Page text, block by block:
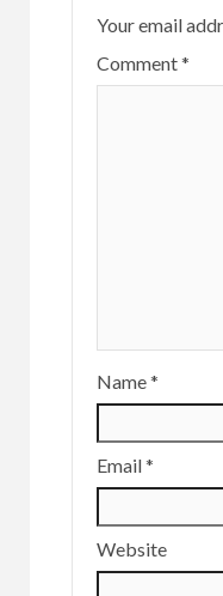
Your email
Comment*
Name*
Email*
Website